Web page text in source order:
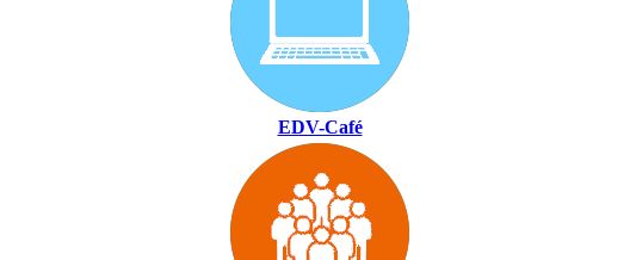
EDV-Café